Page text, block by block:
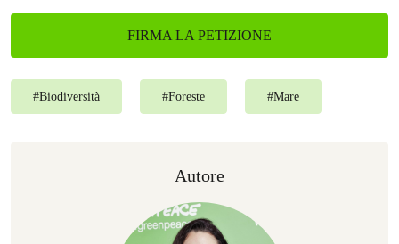
FIRMA LA PETIZIONE
#Biodiversità #Foreste #Mare
Autore